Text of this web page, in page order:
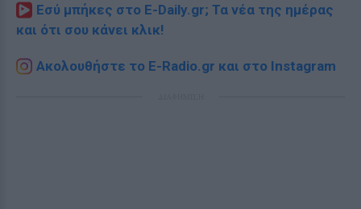
Εσύ μπήκες στο E-Daily.gr; Τα νέα της ημέρας
και ότι σου κάνει κλικ!
Ακολουθήστε το E-Radio.gr και στο Instagram